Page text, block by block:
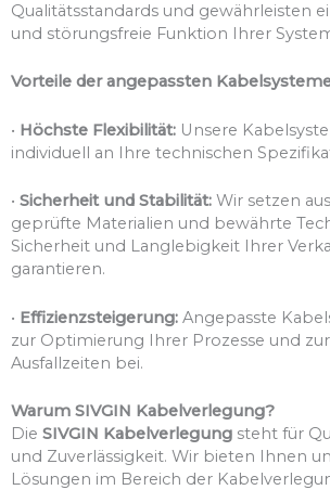
Qualitätsstandards und gewährleisten
und störungsfreie Funktion Ihrer
Vorteile der angepassten
• Höchste Flexibilität: Unsere
individuell an Ihre technischen
• Sicherheit und Stabilität: Wir setzen
geprüfte Materialien und bewährte
Sicherheit und Langlebigkeit Ihrer
garantieren.
• Effizienzsteigerung: Angepasste
zur Optimierung Ihrer Prozesse und
Ausfallzeiten bei.
Warum SIVGIN Kabelverlegung?
Die SIVGIN Kabelverlegung steht für
und Zuverlässigkeit. Wir bieten Ihnen
Lösungen im Bereich der